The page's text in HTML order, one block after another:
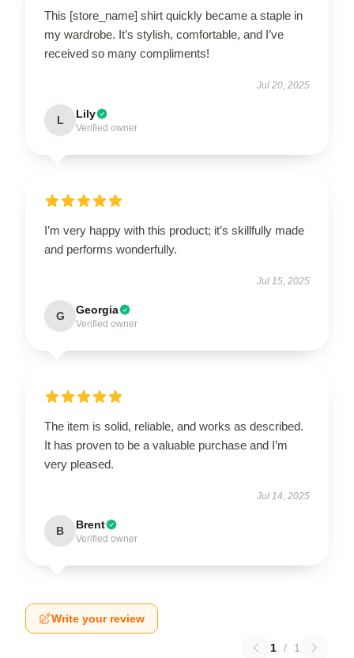
This [store_name] shirt quickly became a staple in
my wardrobe. It’s stylish, comfortable, and I’ve
received so many compliments!
Jul 20, 2025
L Lily
Verified owner
I’m very happy with this product; it’s skillfully made
and performs wonderfully.
Jul 15, 2025
G Georgia
Verified owner
The item is solid, reliable, and works as described.
It has proven to be a valuable purchase and I’m
very pleased.
Jul 14, 2025
B Brent
Verified owner
Write your review
1 / 1